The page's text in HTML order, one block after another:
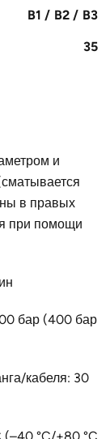
B1 / B2 / B3
35
605
244
и
в правых
при помощи
бар (400 бар
кабеля: 30